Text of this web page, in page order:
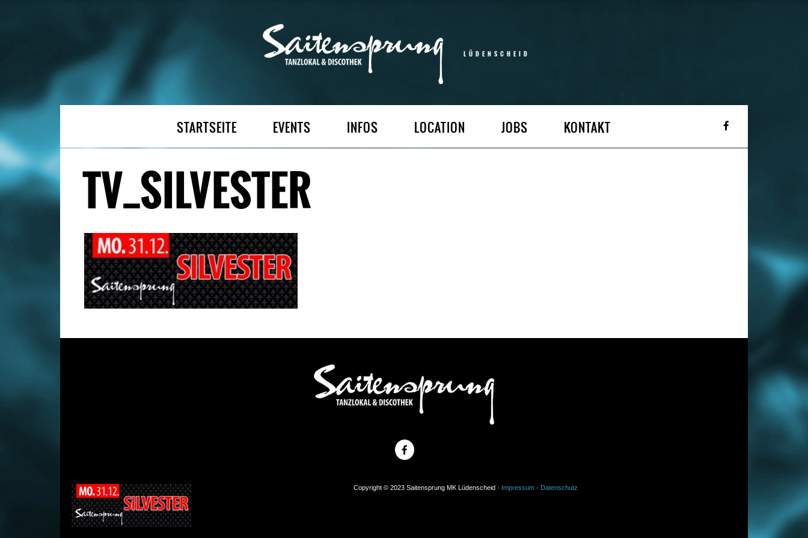
LÜDENSCHEID
STARTSEITE EVENTS INFOS LOCATION JOBS KONTAKT
TV_SILVESTER
Copyright © 2023 Saitensprung MK Lüdenscheid · Impressum · Datenschutz